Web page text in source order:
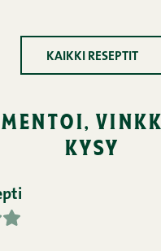
KAIKKI RESEPTIT
kysy